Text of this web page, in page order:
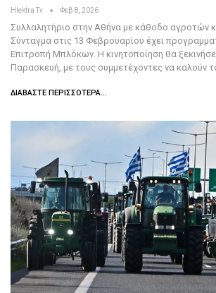
Hlektra Tv Φεβ 8, 2026
Συλλαλητήριο στην Αθήνα με κάθοδο αγροτών
Σύνταγμα στις 13 Φεβρουαρίου έχει
Επιτροπή Μπλόκων. Η κινητοποίηση θα
Παρασκευή, με τους συμμετέχοντες να καλούν
ΔΙΑΒΆΣΤΕ ΠΕΡΙΣΣΌΤΕΡΑ...